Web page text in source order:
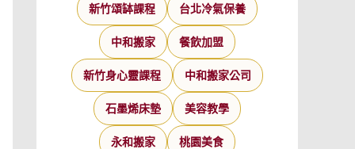
新竹頌缽課程 台北冷氣保養
中和搬家 餐飲加盟
新竹身心靈課程 中和搬家公司
石墨烯床墊 美容教學
永和搬家 桃園美食